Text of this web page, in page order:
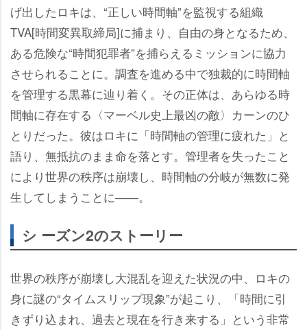
げ出したロキは、“正しい時間軸”を監視する組織
TVA[時間変異取締局]に捕まり、自由の身となるため、
ある危険な“時間犯罪者”を捕らえるミッションに協力
させられることに。調査を進める中で独裁的に時間軸
を管理する黒幕に辿り着く。その正体は、あらゆる時
間軸に存在する〈マーベル史上最凶の敵〉カーンのひ
とりだった。彼はロキに「時間軸の管理に疲れた」と
語り、無抵抗のまま命を落とす。管理者を失ったこと
により世界の秩序は崩壊し、時間軸の分岐が無数に発
生してしまうことに――。
シ ーズン2のストーリー
世界の秩序が崩壊し大混乱を迎えた状況の中、ロキの
身に謎の“タイムスリップ現象”が起こり、「時間に引
きずり込まれ、過去と現在を行き来する」という非常